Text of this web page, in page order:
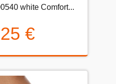
white Comfort...
€